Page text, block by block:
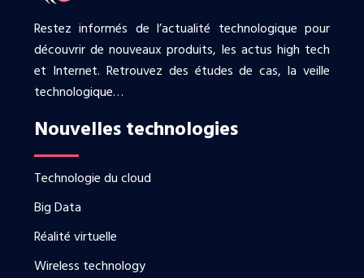
Restez informés de l’actualité technologique pour
découvrir de nouveaux produits, les actus high tech
et Internet. Retrouvez des études de cas, la veille
technologique…
Nouvelles technologies
Technologie du cloud
Big Data
Réalité virtuelle
Wireless technology